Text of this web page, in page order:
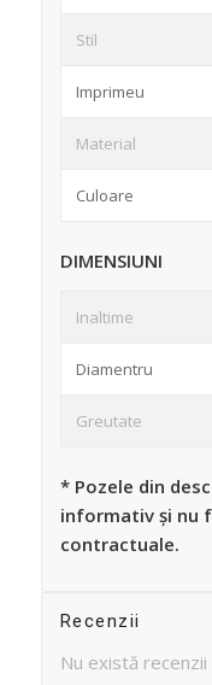
Stil
Imprimeu
Material
Culoare
DIMENSIUNI
Inaltime
Diamentru
Greutate
* Pozele din
informativ și nu
contractuale.
Recenzii
Nu există recenzii